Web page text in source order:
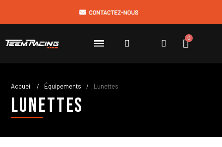
Accueil Équipements Lunettes
Lunettes